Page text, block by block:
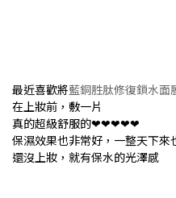
最近喜歡將藍銅胜肽修復鎖水面
在上妝前，敷一片
真的超級舒服的❤❤❤❤❤
保濕效果也非常好，一整天下來
還沒上妝，就有保水的光澤感